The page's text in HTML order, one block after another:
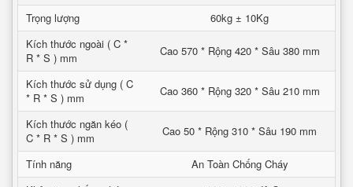
Trọng lượng
60kg ± 10Kg
Kích thước ngoài ( C *
R * S ) mm
Cao 570 * Rộng 420 * Sâu 380 mm
Kích thước sử dụng ( C
* R * S ) mm
Cao 360 * Rộng 320 * Sâu 210 mm
Kích thước ngăn kéo (
C * R * S ) mm
Cao 50 * Rộng 310 * Sâu 190 mm
Tính năng
An Toàn Chống Cháy